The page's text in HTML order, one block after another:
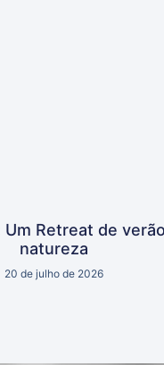
Um Retreat de
natureza
20 de julho de 2026